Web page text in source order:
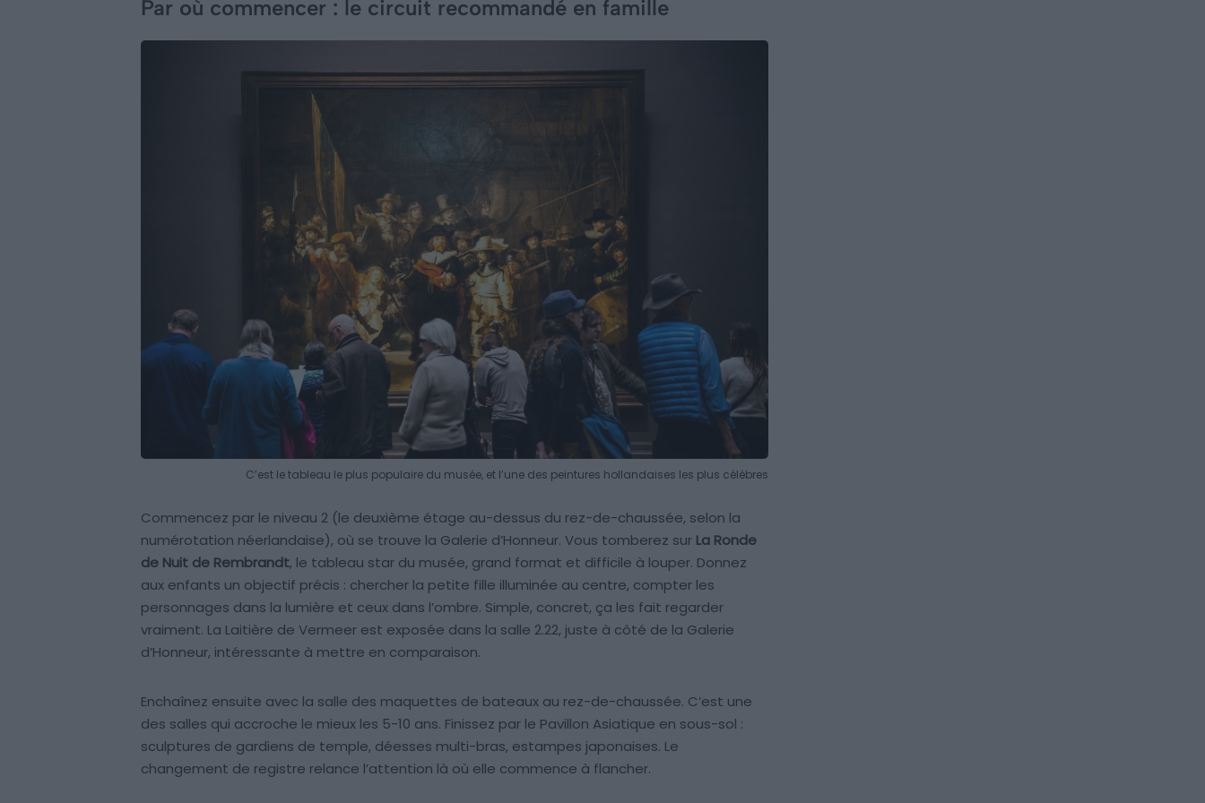
Par où commencer : le circuit recommandé en famille
C’est le tableau le plus populaire du musée, et l’une des peintures hollandaises les plus célèbres
Commencez par le niveau 2 (le deuxième étage au-dessus du rez-de-chaussée, selon la
numérotation néerlandaise), où se trouve la Galerie d’Honneur. Vous tomberez sur La Ronde
de Nuit de Rembrandt, le tableau star du musée, grand format et difficile à louper. Donnez
aux enfants un objectif précis : chercher la petite fille illuminée au centre, compter les
personnages dans la lumière et ceux dans l’ombre. Simple, concret, ça les fait regarder
vraiment. La Laitière de Vermeer est exposée dans la salle 2.22, juste à côté de la Galerie
d’Honneur, intéressante à mettre en comparaison.
Enchaînez ensuite avec la salle des maquettes de bateaux au rez-de-chaussée. C’est une
des salles qui accroche le mieux les 5-10 ans. Finissez par le Pavillon Asiatique en sous-sol :
sculptures de gardiens de temple, déesses multi-bras, estampes japonaises. Le
changement de registre relance l’attention là où elle commence à flancher.